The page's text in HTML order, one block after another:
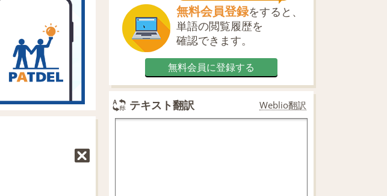
無料会員登録をすると、
単語の閲覧履歴を
確認できます。
無料会員に登録する
テキスト翻訳 Weblio翻訳